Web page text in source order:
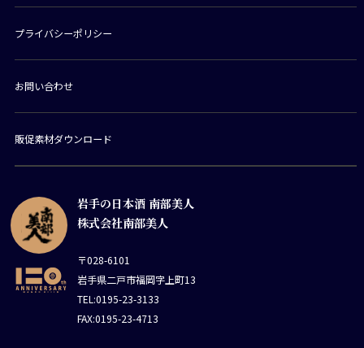
岩手の日本酒 南部美人
株式会社南部美人
〒028-6101
岩手県二戸市福岡字上町13
TEL:0195-23-3133
FAX:0195-23-4713
プライバシーポリシー
お問い合わせ
販促素材ダウンロード